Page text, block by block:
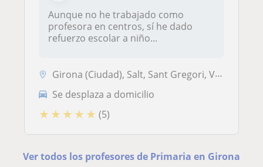
Aunque no he trabajado como
profesora en centros, sí he dado
refuerzo escolar a niño...
Girona (Ciudad), Salt, Sant Gregori, Vilablareix
Se desplaza a domicilio
★ ★ ★ ★ ★ (5)
Ver todos los profesores de Primaria en Girona